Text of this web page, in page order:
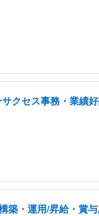
クセス事務・業績
築・運用/昇給・賞与